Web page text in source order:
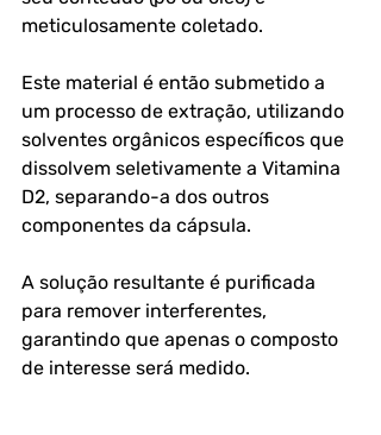
meticulosamente coletado.
Este material é então submetido a
um processo de extração, utilizando
solventes orgânicos específicos que
dissolvem seletivamente a Vitamina
D2, separando-a dos outros
componentes da cápsula.
A solução resultante é purificada
para remover interferentes,
garantindo que apenas o composto
de interesse será medido.